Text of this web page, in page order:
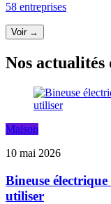
58 entreprises
Voir →
Nos
Maison
10 mai 2026
Bineuse
utiliser